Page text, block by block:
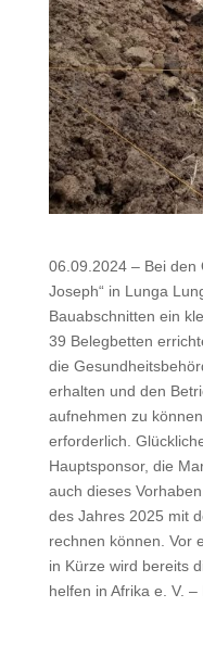
06.09.2024 – Bei den
Joseph“ in Lunga
Bauabschnitten ein
39 Belegbetten
die
erhalten und den
aufnehmen zu
erforderlich.
Hauptsponsor, die
auch dieses
des Jahres 2025 mit
rechnen können. Vor
in Kürze wird bereits
helfen in Afrika e. V.